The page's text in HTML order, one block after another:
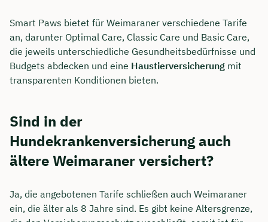
Smart Paws bietet für Weimaraner verschiedene Tarife
an, darunter Optimal Care, Classic Care und Basic Care,
die jeweils unterschiedliche Gesundheitsbedürfnisse und
Budgets abdecken und eine Haustierversicherung mit
transparenten Konditionen bieten.
Sind in der
Hundekrankenversicherung auch
ältere Weimaraner versichert?
Ja, die angebotenen Tarife schließen auch Weimaraner
ein, die älter als 8 Jahre sind. Es gibt keine Altersgrenze,